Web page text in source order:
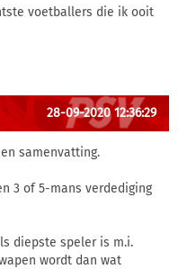
voetballers die ik ooit
28-09-2020 12:36:29
samenvatting.
3 of 5-mans verdediging
diepste speler is m.i.
wordt dan wat